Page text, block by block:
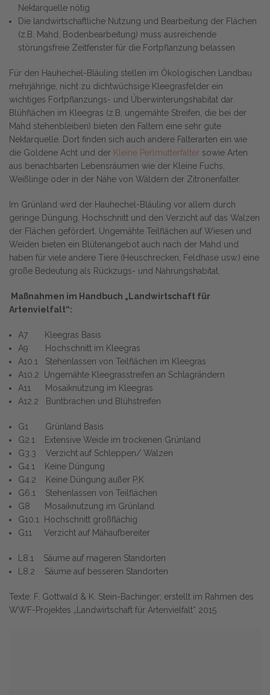
Nektarquelle nötig
Die landwirtschaftliche Nutzung und Bearbeitung der Flächen
(z.B. Mahd, Bodenbearbeitung) muss ausreichende
störungsfreie Zeitfenster für die Fortpflanzung belassen
Für den Hauhechel-Bläuling stellen im Ökologischen Landbau
mehrjährige, nicht zu dichtwüchsige Kleegrasfelder ein
wichtiges Fortpflanzungs- und Überwinterungshabitat dar.
Blühflächen im Kleegras (z.B. ungemähte Streifen, die bei der
Mahd stehenbleiben) bieten den Faltern eine sehr gute
Nektarquelle. Dort finden sich auch andere Falterarten ein wie
die Goldene Acht und der Kleine Perlmutterfalter sowie Arten
aus benachbarten Lebensräumen wie der Kleine Fuchs,
Weißlinge oder in der Nähe von Wäldern der Zitronenfalter.
Im Grünland wird der Hauhechel-Bläuling vor allem durch
geringe Düngung, Hochschnitt und den Verzicht auf das Walzen
der Flächen gefördert. Ungemähte Teilflächen auf Wiesen und
Weiden bieten ein Blütenangebot auch nach der Mahd und
haben für viele andere Tiere (Heuschrecken, Feldhase usw.) eine
große Bedeutung als Rückzugs- und Nahrungshabitat.
Maßnahmen im Handbuch „Landwirtschaft für
Artenvielfalt“:
A7 Kleegras Basis
A9 Hochschnitt im Kleegras
A10.1 Stehenlassen von Teilflächen im Kleegras
A10.2 Ungemähte Kleegrasstreifen an Schlagrändern
A11 Mosaiknutzung im Kleegras
A12.2 Buntbrachen und Blühstreifen
G1 Grünland Basis
G2.1 Extensive Weide im trockenen Grünland
G3.3 Verzicht auf Schleppen/ Walzen
G4.1 Keine Düngung
G4.2 Keine Düngung außer P,K
G6.1 Stehenlassen von Teilflächen
G8 Mosaiknutzung im Grünland
G10.1 Hochschnitt großflächig
G11 Verzicht auf Mähaufbereiter
L8.1 Säume auf mageren Standorten
L8.2 Säume auf besseren Standorten
Texte: F. Gottwald & K. Stein-Bachinger; erstellt im Rahmen des
WWF-Projektes „Landwirtschaft für Artenvielfalt“ 2015